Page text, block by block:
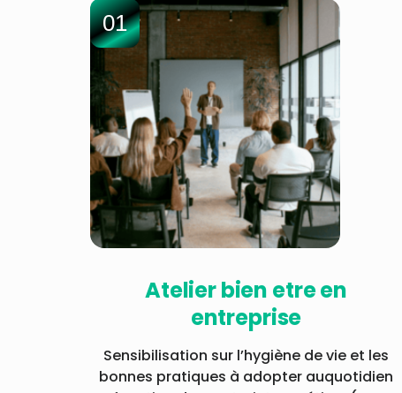
01
Atelier bien etre en
entreprise
Sensibilisation sur l’hygiène de vie et les
bonnes pratiques à adopter auquotidien